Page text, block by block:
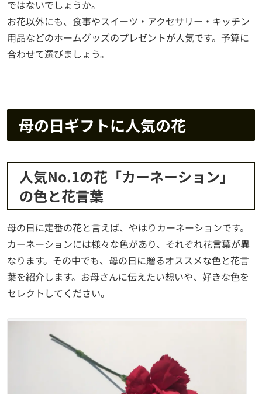
ではないでしょうか。
お花以外にも、食事やスイーツ・アクセサリー・キッチン
用品などのホームグッズのプレゼントが人気です。予算に
合わせて選びましょう。
母の日ギフトに人気の花
人気No.1の花「カーネーション」
の色と花言葉
母の日に定番の花と言えば、やはりカーネーションです。
カーネーションには様々な色があり、それぞれ花言葉が異
なります。その中でも、母の日に贈るオススメな色と花言
葉を紹介します。お母さんに伝えたい想いや、好きな色を
セレクトしてください。